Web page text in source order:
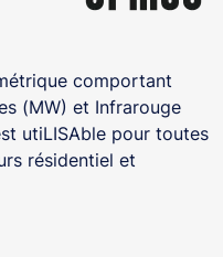
comportant
(MW) et Infrarouge
utiLISAble pour toutes
résidentiel et